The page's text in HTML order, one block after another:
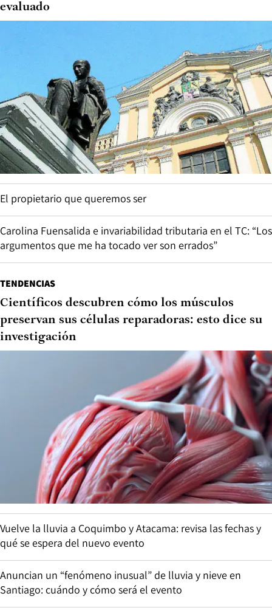
evaluado
El propietario que queremos ser
Carolina Fuensalida e invariabilidad tributaria en el TC: “Los
argumentos que me ha tocado ver son errados”
TENDENCIAS
Científicos descubren cómo los músculos
preservan sus células reparadoras: esto dice su
investigación
Vuelve la lluvia a Coquimbo y Atacama: revisa las fechas y
qué se espera del nuevo evento
Anuncian un “fenómeno inusual” de lluvia y nieve en
Santiago: cuándo y cómo será el evento